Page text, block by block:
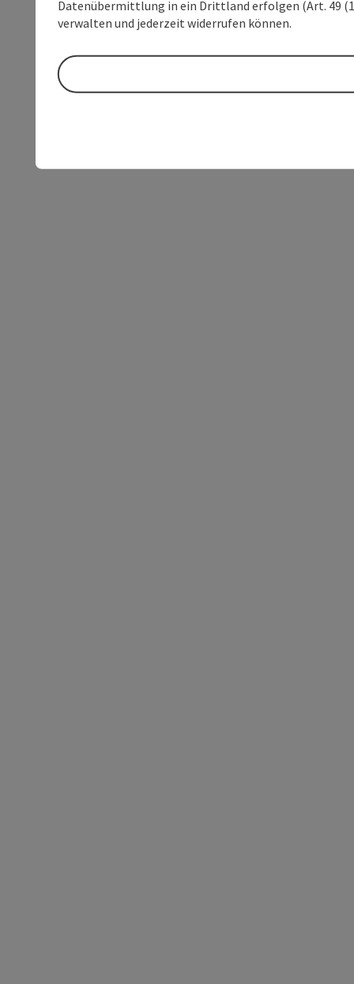
Datenübermittlung in ein Drittland erfolgen (Art. 49
verwalten und jederzeit widerrufen können.